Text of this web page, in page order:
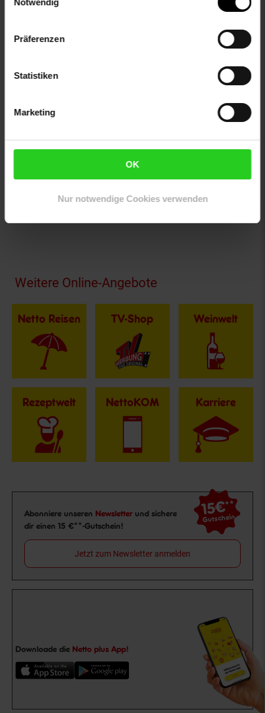
Präferenzen
Statistiken
Marketing
OK
Nur notwendige Cookies verwenden
Zur Reinigung empfehlen wir ein mit lauwarmem Wasser
angefeuchtetes Baumwolltuch
Artikel gehört zur Kategorie:
Fußzeile
Weitere Online-Angebote
Netto Reisen TV-Shop Weinwelt
Rezeptwelt NettoKOM Karriere
Newsletter Anmeldung
Abonniere unseren Newsletter und sichere
dir einen 15 €**-Gutschein!
15€**
Gutschein
Jetzt zum Newsletter anmelden
Downloade die Netto plus App!